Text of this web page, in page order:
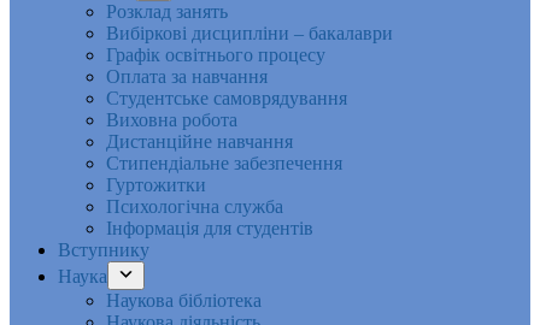
Розклад занять
Вибіркові дисципліни – бакалаври
Графік освітнього процесу
Оплата за навчання
Студентське самоврядування
Виховна робота
Дистанційне навчання
Стипендіальне забезпечення
Гуртожитки
Психологічна служба
Інформація для студентів
Вступнику
Наука
Наукова бібліотека